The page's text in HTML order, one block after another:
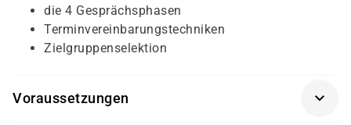
die 4 Gesprächsphasen
Terminvereinbarungstechniken
Zielgruppenselektion
Voraussetzungen